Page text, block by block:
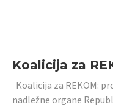
Koalicija za
Koalicija za REKOM:
nadležne organe